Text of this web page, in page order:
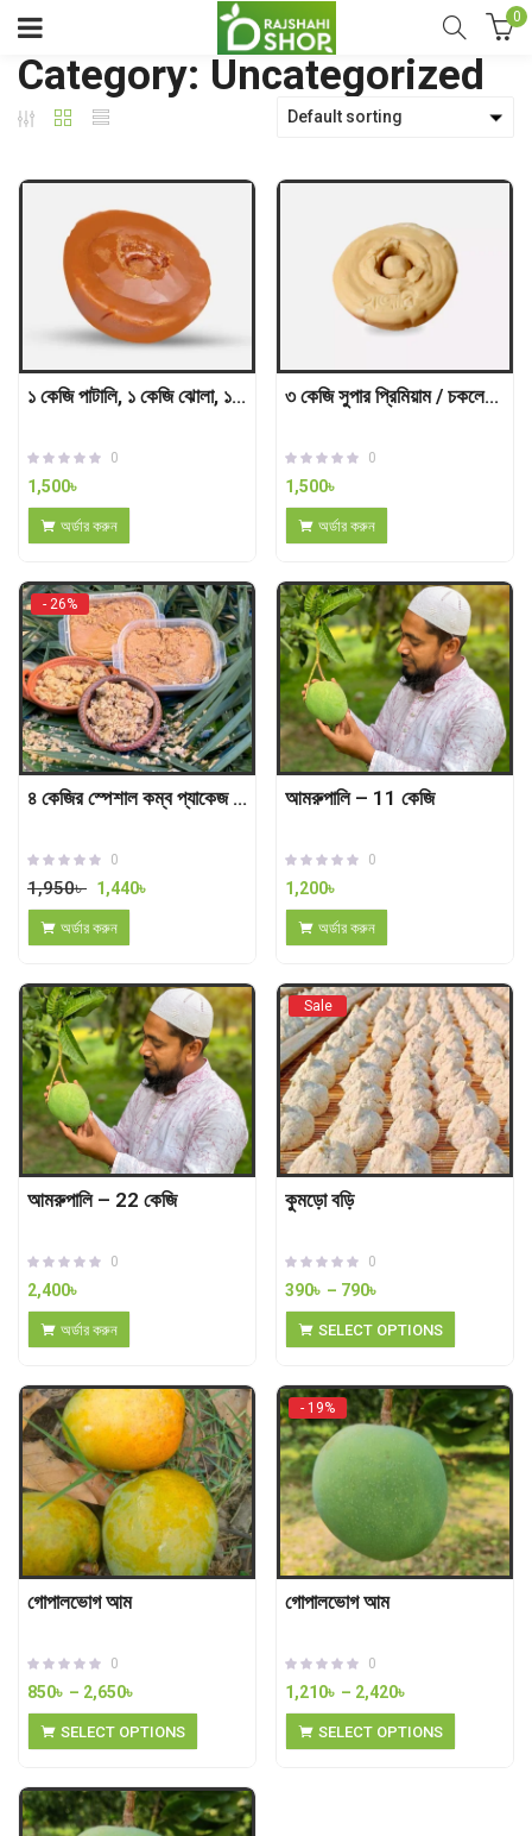
0
Category: Uncategorized
Default sorting
১ কেজি পাটালি, ১ কেজি ঝোলা, ১ কেজি সুপার প্রিমিয়াম
0
1,500৳
অর্ডার করুন
৩ কেজি সুপার প্রিমিয়াম / চকলেট গুড়
0
1,500৳
অর্ডার করুন
- 26%
৪ কেজির স্পেশাল কম্ব প্যাকেজ (পাটালি ১ কেজি + ঝোলা ১ কেজি + নলেন ১ কেজি + চকলেট গুড় ১ কেজি)
0
1,950৳ 1,440৳
অর্ডার করুন
আমরুপালি – 11 কেজি
0
1,200৳
অর্ডার করুন
আমরুপালি – 22 কেজি
0
2,400৳
অর্ডার করুন
Sale
কুমড়ো বড়ি
0
390৳ – 790৳
SELECT OPTIONS
গোপালভোগ আম
0
850৳ – 2,650৳
SELECT OPTIONS
- 19%
গোপালভোগ আম
0
1,210৳ – 2,420৳
SELECT OPTIONS